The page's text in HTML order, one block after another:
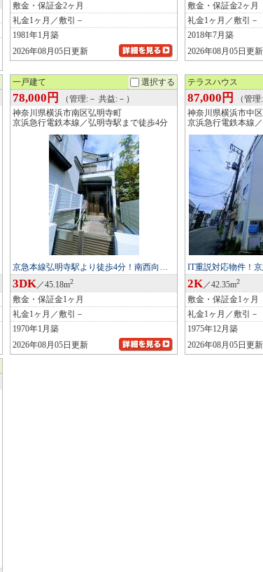
敷金・保証金2ヶ月
礼金1ヶ月／敷引－
1981年1月築
2026年08月05日更新
敷金・保証金2ヶ月
礼金1ヶ月／敷引－
2018年7月築
2026年08月05日更新
一戸建て 選択する
78,000円
（管理:－ 共益:－）
神奈川県横浜市南区弘明寺町
京浜急行電鉄本線／弘明寺駅まで徒歩4分
京急本線弘明寺駅より徒歩4分！南西向…
3DK／45.18m2
敷金・保証金1ヶ月
礼金1ヶ月／敷引－
1970年1月築
2026年08月05日更新
テラスハウス
87,000円
（管理
神奈川県横浜市中
京浜急行電鉄本線
IT重説対応物件！
2K／42.35m2
敷金・保証金1ヶ月
礼金1ヶ月／敷引－
1975年12月築
2026年08月05日更新